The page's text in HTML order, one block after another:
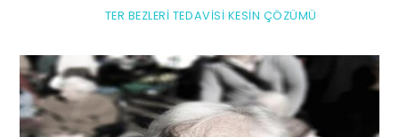
TER BEZLERI TEDAVISI KESIN ÇÖZÜMÜ